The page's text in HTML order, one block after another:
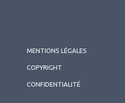
MENTIONS LÉGALES
COPYRIGHT
CONFIDENTIALITÉ